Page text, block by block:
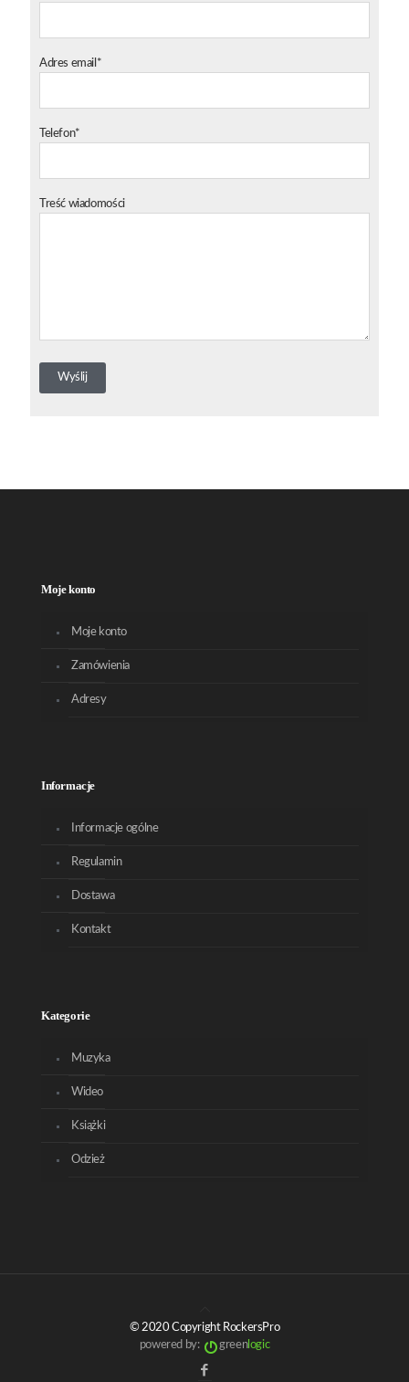
Adres email*
Telefon*
Treść wiadomości
Moje konto
Moje konto
Zamówienia
Adresy
Informacje
Informacje ogólne
Regulamin
Dostawa
Kontakt
Kategorie
Muzyka
Wideo
Książki
Odzież
© 2020 Copyright RockersPro
powered by:
greenlogic